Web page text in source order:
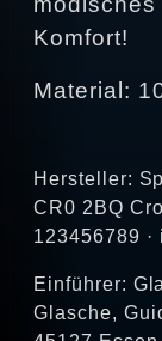
Komfort!
Material:
Hersteller:
CR0 2BQ
123456789
Einführer:
Glasche,